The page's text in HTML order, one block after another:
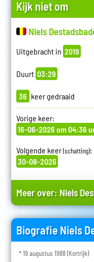
Kijk niet om
Niels
Uitgebracht in 2019
Duurt 03:29
36 keer gedraaid
Vorige keer:
16-06-2026 om 04:36
Volgende keer(schatting):
30-08-2026
Meer over: Niels
Biografie Niels
* 19 augustus 1988 (Kortrijk)